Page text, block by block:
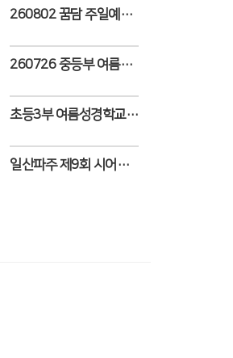
Views
260802 꿈담 주일예배 모습
Views
260726 중등부 여름수련회
Views
초등3부 여름성경학교 ( 2026.07.25~26 )
일산파주 제9회 시어머니장모학교